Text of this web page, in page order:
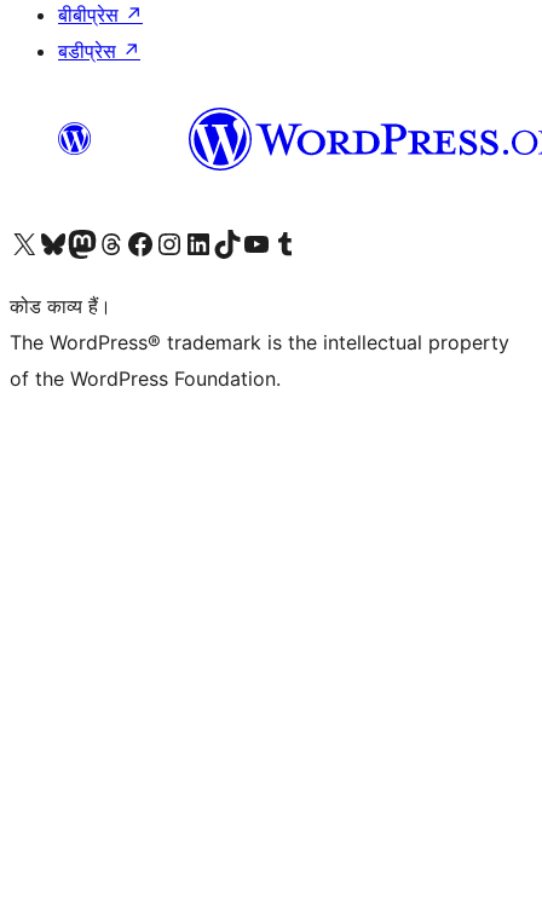
बीबीप्रेस ↗
बडीप्रेस ↗
Visit our X (formerly Twitter) account
हमारे बलुस्की खाते पर जाएँVisit our Mastodon account
हमारे थ्रेड्स अकाउंट पर जाएंहमारे फेसबुक पेज पर जाएँहमारे इंस्टाग्राम अकाउंट पर जाएंहमारे लिंक्डइन खाते पर जाएँहमारे टिकटॉक खाते पर जाएँहमारे यूट्यूब चैनल पर जाएंहमारे Tumblr खाते पर जाएँ
कोड काव्य हैं।
The WordPress® trademark is the intellectual property
of the WordPress Foundation.